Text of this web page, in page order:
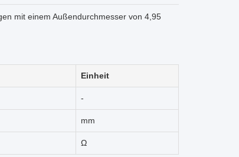
mit einem Außendurchmesser von 4,95
Einheit
-
mm
Ω